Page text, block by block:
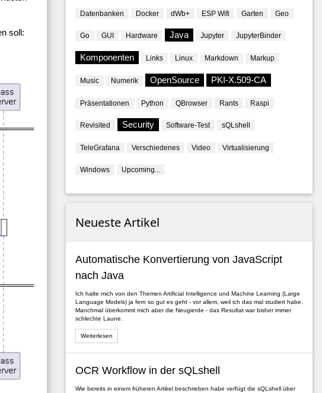
soll:
Datenbanken Docker dWb+ ESP Wifi Garten Geo
Go GUI Hardware Java Jupyter JupyterBinder
Komponenten Links Linux Markdown Markup
Music Numerik OpenSource PKI-X.509-CA
Präsentationen Python QBrowser Rants Raspi
Revisited Security Software-Test sQLshell
TeleGrafana Verschiedenes Video Virtualisierung
Windows Upcoming...
Neueste Artikel
Automatische Konvertierung von JavaScript
nach Java
Ich halte mich von den Themen Artificial Intelligence und Machine Learning (Large
Language Models) ja fern so gut es geht - vor allem, weil ich das mal studiert habe.
Manchmal überkommt mich aber die Neugierde - das Resultat war bisher immer
schlechte Laune.
Weiterlesen
OCR Workflow in der sQLshell
Wie bereits in einem früheren Artikel beschrieben habe verfügt die sQLshell über